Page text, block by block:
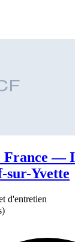
France —
sur-Yvette
d'entretien